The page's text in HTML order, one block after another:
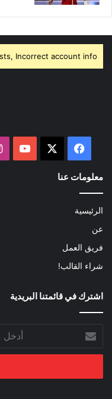
Incorrect account info.
فيسبوك
معلومات عنا
الرئيسية
عن
فريق العمل
شراء القالب!
اشترك في قائمتنا البريدية
بريدك
الإلكتروني